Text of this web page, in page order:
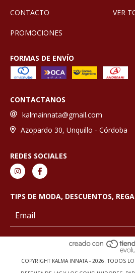
CONTACTO
VER
PROMOCIONES
FORMAS DE ENVÍO
CONTACTANOS
kalmainnata@gmail.com
Azopardo 30, Unquillo - Córdoba
REDES SOCIALES
TIPS DE MODA, DESCUENTOS,
COPYRIGHT KALMA INNATA - 2026. TODOS